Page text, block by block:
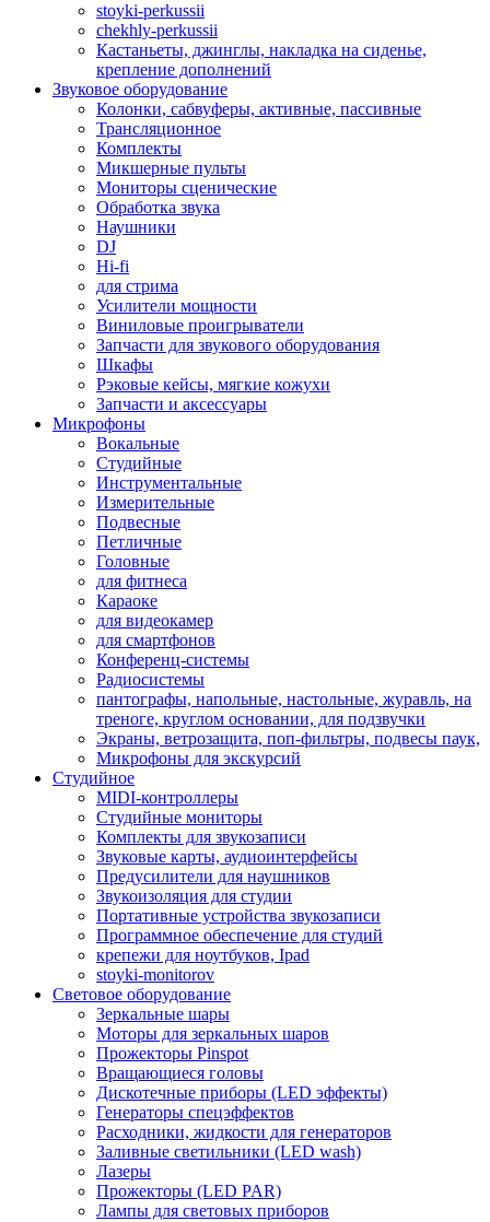
stoyki-perkussii
chekhly-perkussii
Кастаньеты, джинглы, накладка на сиденье,
крепление дополнений
Звуковое оборудование
Колонки, сабвуферы, активные, пассивные
Трансляционное
Комплекты
Микшерные пульты
Мониторы сценические
Обработка звука
Наушники
DJ
Hi-fi
для стрима
Усилители мощности
Виниловые проигрыватели
Запчасти для звукового оборудования
Шкафы
Рэковые кейсы, мягкие кожухи
Запчасти и аксессуары
Микрофоны
Вокальные
Студийные
Инструментальные
Измерительные
Подвесные
Петличные
Головные
для фитнеса
Караоке
для видеокамер
для смартфонов
Конференц-системы
Радиосистемы
пантографы, напольные, настольные, журавль, на
треноге, круглом основании, для подзвучки
Экраны, ветрозащита, поп-фильтры, подвесы паук,
Микрофоны для экскурсий
Студийное
MIDI-контроллеры
Студийные мониторы
Комплекты для звукозаписи
Звуковые карты, аудиоинтерфейсы
Предусилители для наушников
Звукоизоляция для студии
Портативные устройства звукозаписи
Программное обеспечение для студий
крепежи для ноутбуков, Ipad
stoyki-monitorov
Световое оборудование
Зеркальные шары
Моторы для зеркальных шаров
Прожекторы Pinspot
Вращающиеся головы
Дискотечные приборы (LED эффекты)
Генераторы спецэффектов
Расходники, жидкости для генераторов
Заливные светильники (LED wash)
Лазеры
Прожекторы (LED PAR)
Лампы для световых приборов